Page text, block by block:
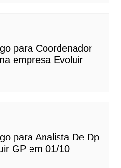
para Coordenador
empresa Evoluir
para Analista De Dp
GP em 01/10